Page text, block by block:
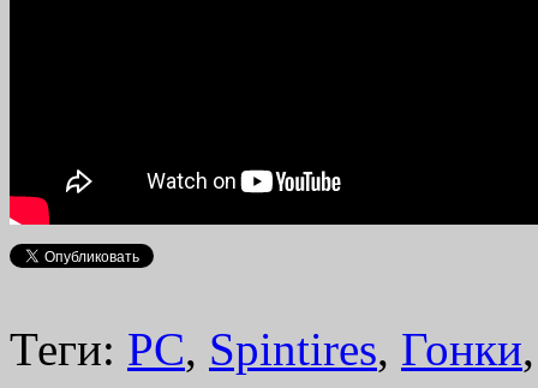
Теги: PC, Spintires, Гонки